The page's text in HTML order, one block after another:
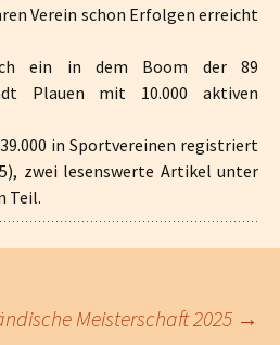
Verein schon Erfolgen erreicht
ein in dem Boom der 89
Plauen mit 10.000 aktiven
in Sportvereinen registriert
zwei lesenswerte Artikel unter
Teil.
Meisterschaft 2025 →